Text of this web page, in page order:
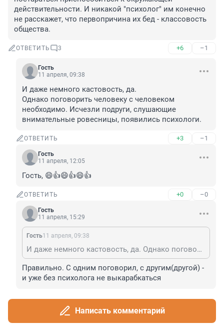
действительности. И никакой "психолог" им конечно
не расскажет, что первопричина их бед - классовость
общества.
ОТВЕТИТЬ 3 +6 –1
Гость
11 апреля, 09:38
И даже немного кастовость, да.
Однако поговорить человеку с человеком
необходимо. Исчезли подруги, слушающие
внимательные ровесницы, появились психологи.
ОТВЕТИТЬ +3 –1
Гость
11 апреля, 12:05
Гость, 😄👍😄👍😄👍
ОТВЕТИТЬ +0 –0
Гость
11 апреля, 15:29
Гость11 апреля, 09:38
И даже немного кастовость, да. Однако поговорить человеку с человеком необходимо. Исчезли подруги, слушающие внимательные ровесницы, появились психологи.
Правильно. С одним поговорил, с другим(другой) -
и уже без психолога не выкарабкаться
10 апреля, 23:20
Написать комментарий